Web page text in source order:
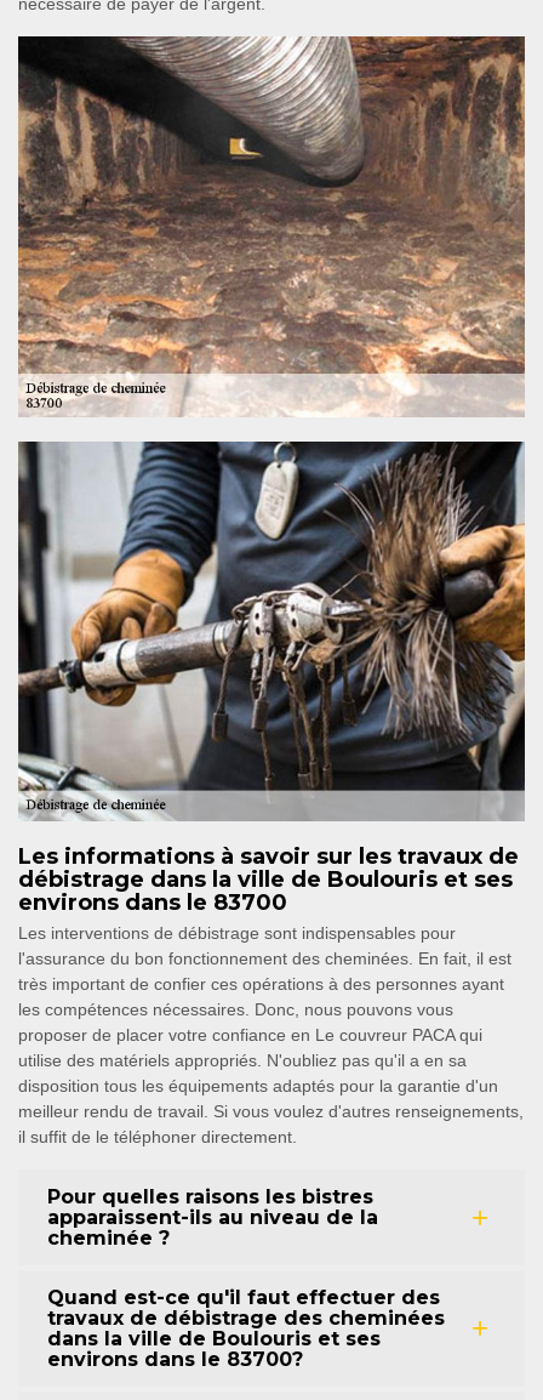
Les informations à savoir sur les travaux de
débistrage dans la ville de Boulouris et ses
environs dans le 83700
Les interventions de débistrage sont indispensables pour
l'assurance du bon fonctionnement des cheminées. En fait, il est
très important de confier ces opérations à des personnes ayant
les compétences nécessaires. Donc, nous pouvons vous
proposer de placer votre confiance en Le couvreur PACA qui
utilise des matériels appropriés. N'oubliez pas qu'il a en sa
disposition tous les équipements adaptés pour la garantie d'un
meilleur rendu de travail. Si vous voulez d'autres renseignements,
il suffit de le téléphoner directement.
Pour quelles raisons les bistres
apparaissent-ils au niveau de la
cheminée ?
Quand est-ce qu'il faut effectuer des
travaux de débistrage des cheminées
dans la ville de Boulouris et ses
environs dans le 83700?